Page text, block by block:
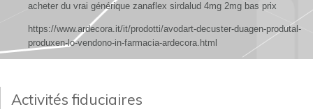
acheter du vrai générique zanaflex sirdalud 4mg 2mg bas prix
https://www.ardecora.it/it/prodotti/avodart-decuster-duagen-produtal-
produxen-lo-vendono-in-farmacia-ardecora.html
Activités fiduciaires